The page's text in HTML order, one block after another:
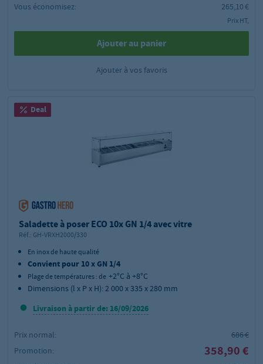
Vous économisez: 265,10 €
Prix HT,
Ajouter au panier
Ajouter à vos favoris
Deal
Saladette à poser ECO 10x GN 1/4 avec vitre
Réf.: GH-VRXH2000/330
En inox de haute qualité
Convient pour 10 x GN 1/4
Plage de températures : de +2°C à +8°C
Dimensions (l x P x H): 2 000 x 335 x 280 mm
Livraison à partir de: 16/09/2026
Prix normal:
686 €
Promotion:
358,90 €